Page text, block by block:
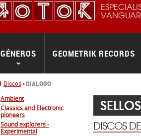
Inicio
Discos DIALOGO
GÉNEROS GEOMETRIK RECORDS
Ambient
Classics and Electronic
pioneers
Sound explorers -
Experimental
DISCOS DE